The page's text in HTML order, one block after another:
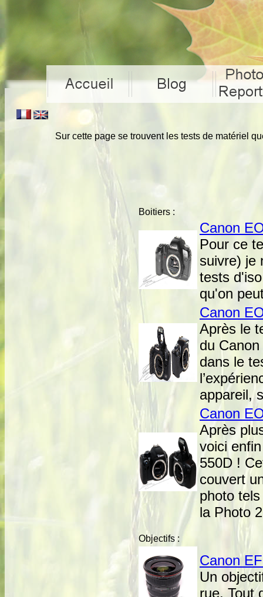
Sur cette page se trouvent les tests de matériel
Boitiers :
Canon
Pour ce
suivre) je
tests
qu'on
Canon
Après le
du
dans le
appareil,
Canon
Après
voici
550D !
couvert
photo
la Photo
Objectifs :
Canon
Un
rue. Tout